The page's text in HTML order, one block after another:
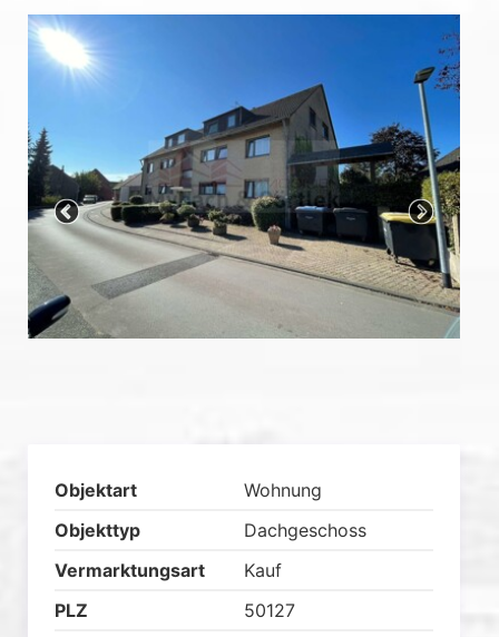
Objektart
Wohnung
Objekttyp
Dachgeschoss
Vermarktungsart
Kauf
PLZ
50127